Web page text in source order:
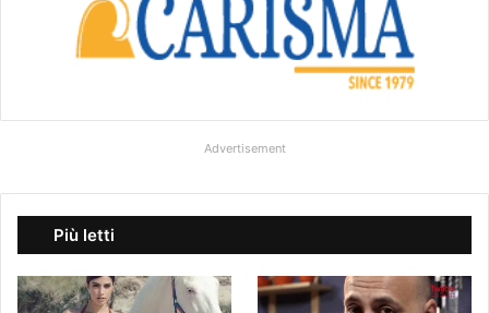
Advertisement
Più letti